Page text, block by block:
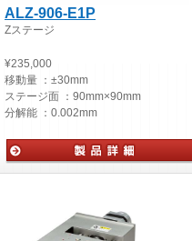
ALZ-906-E1P
Zステージ
¥235,000
移動量 ： ±30mm
ステージ面 ： 90mm×90mm
分解能 ： 0.002mm